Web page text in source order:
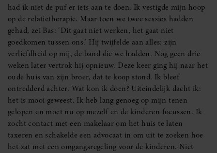
had ik niet de puf er iets aan te doen. Ik vestigde mijn hoop
op de relatietherapie. Maar toen we twee sessies hadden
gehad, zei Bas: ‘Dit gaat niet werken, het gaat niet
goedkomen tussen ons.’ Hij twijfelde aan alles: zijn
verliefdheid op mij, de band die we hadden. Nog geen drie
weken later vertrok hij opnieuw. Deze keer ging hij naar het
oude huis van zijn broer, dat te koop stond. Ik bleef
ontredderd achter. Wat kon ik doen? Uiteindelijk dacht ik:
het is mooi geweest. Ik heb lang genoeg op mijn tenen
gelopen en moet nu op mezelf en de kinderen focussen. Ik
zocht contact met een makelaar om het huis te laten
taxeren en schakelde een advocaat in om uit te zoeken hoe
het zat met een omgangsregeling voor de kinderen. Niet